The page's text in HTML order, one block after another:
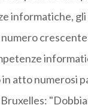
informatiche,
in atto numerosi